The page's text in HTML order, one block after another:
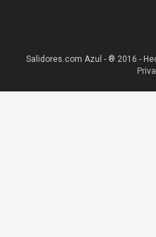
Salidores.com Azul - ® 2016 -